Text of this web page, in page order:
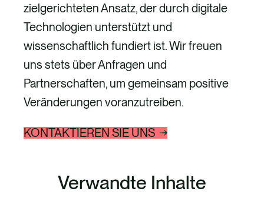
zielgerichteten Ansatz, der durch digitale
Technologien unterstützt und
wissenschaftlich fundiert ist. Wir freuen
uns stets über Anfragen und
Partnerschaften, um gemeinsam positive
Veränderungen voranzutreiben.
KONTAKTIEREN SIE UNS
Verwandte Inhalte